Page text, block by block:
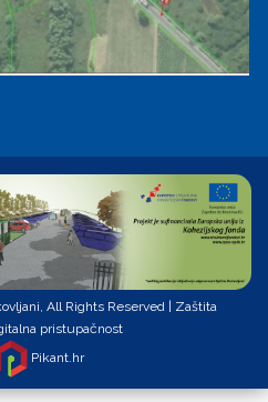
All Rights Reserved |
Zaštita
pristupačnost
Pikant.hr